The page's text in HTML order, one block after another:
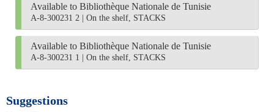
Available to Bibliothèque Nationale de Tunisie
A-8-300231 2 On the shelf, STACKS
Available to Bibliothèque Nationale de Tunisie
A-8-300231 1 On the shelf, STACKS
Suggestions